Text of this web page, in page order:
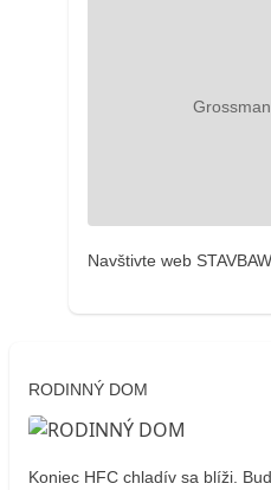
Navštivte web
RODINNÝ DOM
Koniec HFC chladív sa blíži.